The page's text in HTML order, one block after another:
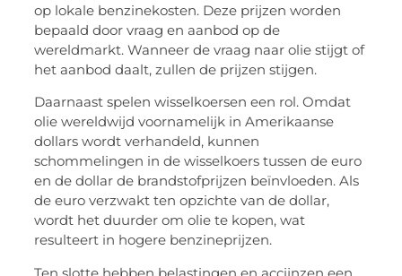
op lokale benzinekosten. Deze prijzen worden
bepaald door vraag en aanbod op de
wereldmarkt. Wanneer de vraag naar olie stijgt of
het aanbod daalt, zullen de prijzen stijgen.
Daarnaast spelen wisselkoersen een rol. Omdat
olie wereldwijd voornamelijk in Amerikaanse
dollars wordt verhandeld, kunnen
schommelingen in de wisselkoers tussen de euro
en de dollar de brandstofprijzen beïnvloeden. Als
de euro verzwakt ten opzichte van de dollar,
wordt het duurder om olie te kopen, wat
resulteert in hogere benzineprijzen.
Ten slotte hebben belastingen en accijnzen een